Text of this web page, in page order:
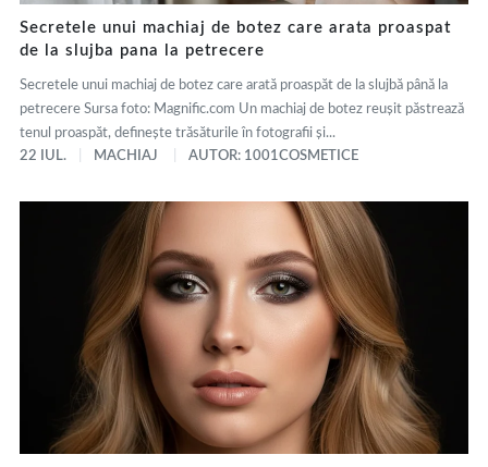
Secretele unui machiaj de botez care arata proaspat
de la slujba pana la petrecere
Secretele unui machiaj de botez care arată proaspăt de la slujbă până la
petrecere Sursa foto: Magnific.com Un machiaj de botez reușit păstrează
tenul proaspăt, definește trăsăturile în fotografii și...
22 IUL.
MACHIAJ AUTOR: 1001COSMETICE